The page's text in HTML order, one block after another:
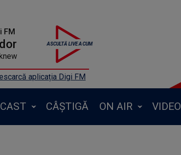
FM
aplicația Digi FM
CÂȘTIGĂ ON AIR VIDEO